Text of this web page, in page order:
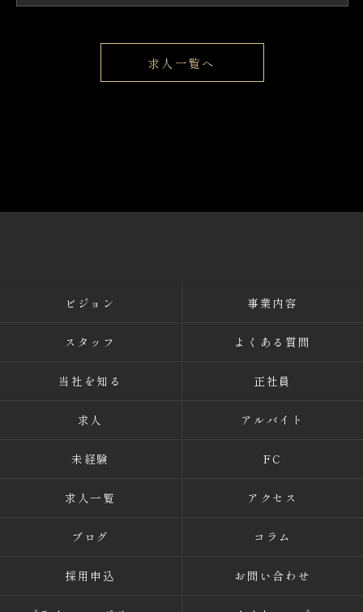
求人一覧へ
ビジョン 事業内容
スタッフ よくある質問
当社を知る 正社員
求人 アルバイト
未経験 FC
求人一覧 アクセス
ブログ コラム
採用申込 お問い合わせ